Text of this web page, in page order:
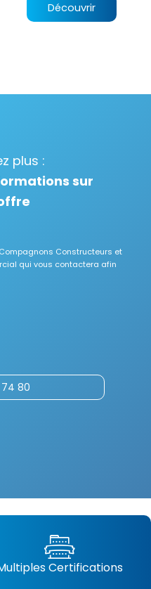
Découvrir
plus :
sur
Constructeurs et
qui vous contactera afin
80
Certifications